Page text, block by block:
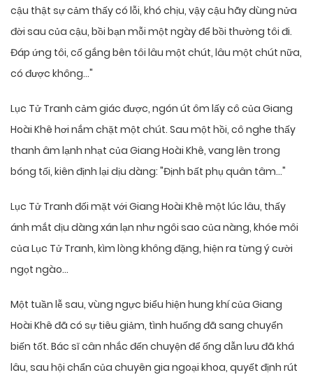
cậu thật sự cảm thấy có lỗi, khó chịu, vậy cậu hãy dùng nửa
đời sau của cậu, bồi bạn mỗi một ngày để bồi thường tôi đi.
Đáp ứng tôi, cố gắng bên tôi lâu một chút, lâu một chút nữa,
có được không…"
Lục Tử Tranh cảm giác được, ngón út ôm lấy cô của Giang
Hoài Khê hơi nắm chặt một chút. Sau một hồi, cô nghe thấy
thanh âm lạnh nhạt của Giang Hoài Khê, vang lên trong
bóng tối, kiên định lại dịu dàng: "Định bất phụ quân tâm…"
Lục Tử Tranh đối mặt với Giang Hoài Khê một lúc lâu, thấy
ánh mắt dịu dàng xán lạn như ngôi sao của nàng, khóe môi
của Lục Tử Tranh, kìm lòng không đặng, hiện ra từng ý cười
ngọt ngào…
Một tuần lễ sau, vùng ngực biểu hiện hung khí của Giang
Hoài Khê đã có sự tiêu giảm, tình huống đã sang chuyển
biến tốt. Bác sĩ cân nhắc đến chuyện để ống dẫn lưu đã khá
lâu, sau hội chẩn của chuyên gia ngoại khoa, quyết định rút